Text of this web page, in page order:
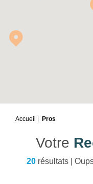
Accueil Pros
Votre
20résultats |